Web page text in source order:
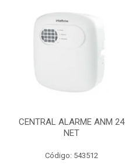
CENTRAL ALARME ANM 24
NET
Código: 543512